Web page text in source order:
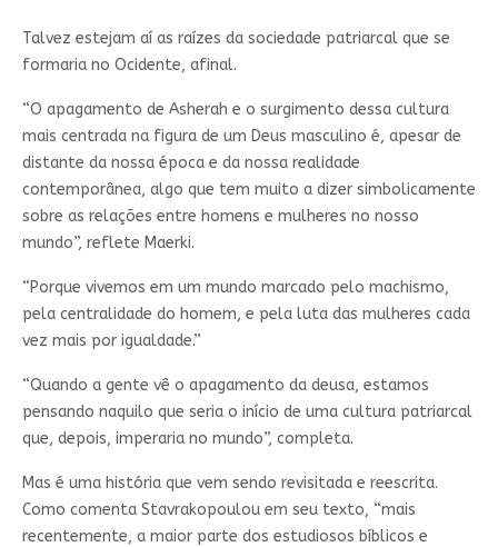
Talvez estejam aí as raízes da sociedade patriarcal que se
formaria no Ocidente, afinal.
“O apagamento de Asherah e o surgimento dessa cultura
mais centrada na figura de um Deus masculino é, apesar de
distante da nossa época e da nossa realidade
contemporânea, algo que tem muito a dizer simbolicamente
sobre as relações entre homens e mulheres no nosso
mundo”, reflete Maerki.
“Porque vivemos em um mundo marcado pelo machismo,
pela centralidade do homem, e pela luta das mulheres cada
vez mais por igualdade.”
“Quando a gente vê o apagamento da deusa, estamos
pensando naquilo que seria o início de uma cultura patriarcal
que, depois, imperaria no mundo”, completa.
Mas é uma história que vem sendo revisitada e reescrita.
Como comenta Stavrakopoulou em seu texto, “mais
recentemente, a maior parte dos estudiosos bíblicos e